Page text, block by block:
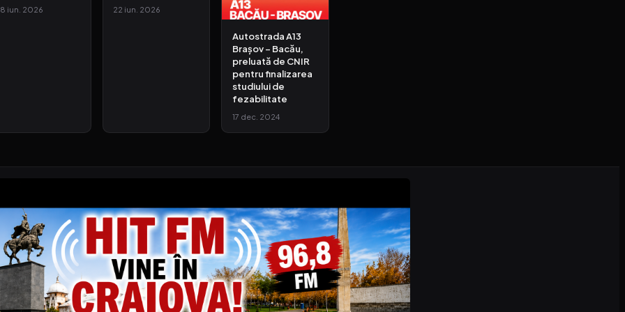
iun. 2026 22 iun. 2026
Autostrada A13
Brașov – Bacău,
preluată de CNIR
pentru finalizarea
studiului de
fezabilitate
17 dec. 2024